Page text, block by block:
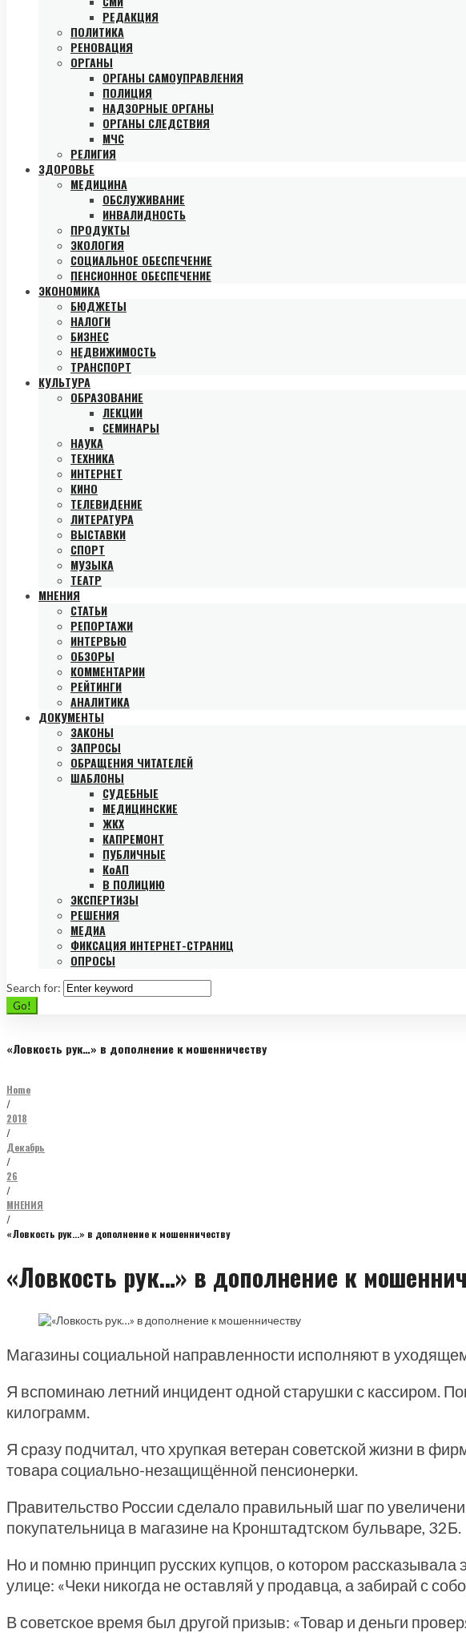
РЕДАКЦИЯ
ПОЛИТИКА
РЕНОВАЦИЯ
ОРГАНЫ
ОРГАНЫ САМОУПРАВЛЕНИЯ
ПОЛИЦИЯ
НАДЗОРНЫЕ ОРГАНЫ
ОРГАНЫ СЛЕДСТВИЯ
МЧС
РЕЛИГИЯ
ЗДОРОВЬЕ
МЕДИЦИНА
ОБСЛУЖИВАНИЕ
ИНВАЛИДНОСТЬ
ПРОДУКТЫ
ЭКОЛОГИЯ
СОЦИАЛЬНОЕ ОБЕСПЕЧЕНИЕ
ПЕНСИОННОЕ ОБЕСПЕЧЕНИЕ
ЭКОНОМИКА
БЮДЖЕТЫ
НАЛОГИ
БИЗНЕС
НЕДВИЖИМОСТЬ
ТРАНСПОРТ
КУЛЬТУРА
ОБРАЗОВАНИЕ
ЛЕКЦИИ
СЕМИНАРЫ
НАУКА
ТЕХНИКА
ИНТЕРНЕТ
КИНО
ТЕЛЕВИДЕНИЕ
ЛИТЕРАТУРА
ВЫСТАВКИ
СПОРТ
МУЗЫКА
ТЕАТР
МНЕНИЯ
СТАТЬИ
РЕПОРТАЖИ
ИНТЕРВЬЮ
ОБЗОРЫ
КОММЕНТАРИИ
РЕЙТИНГИ
АНАЛИТИКА
ДОКУМЕНТЫ
ЗАКОНЫ
ЗАПРОСЫ
ОБРАЩЕНИЯ ЧИТАТЕЛЕЙ
ШАБЛОНЫ
СУДЕБНЫЕ
МЕДИЦИНСКИЕ
ЖКХ
КАПРЕМОНТ
ПУБЛИЧНЫЕ
КоАП
В ПОЛИЦИЮ
ЭКСПЕРТИЗЫ
РЕШЕНИЯ
МЕДИА
ФИКСАЦИЯ ИНТЕРНЕТ-СТРАНИЦ
ОПРОСЫ
Search for:
Go!
«Ловкость рук…» в дополнение к мошенничеству
Home
/
2018
/
Декабрь
/
26
/
МНЕНИЯ
/
«Ловкость рук…» в дополнение к мошенничеству
«Ловкость рук…» в дополнение к
Магазины социальной направленности исполняют в
Я вспоминаю летний инцидент одной старушки с кассиром.
килограмм.
Я сразу подчитал, что хрупкая ветеран советской жизни в
товара социально-незащищённой пенсионерки.
Правительство России сделало правильный шаг по
покупательница в магазине на Кронштадтском бульваре, 32Б.
Но и помню принцип русских купцов, о котором
улице: «Чеки никогда не оставляй у продавца, а забирай с
В советское время был другой призыв: «Товар и деньги